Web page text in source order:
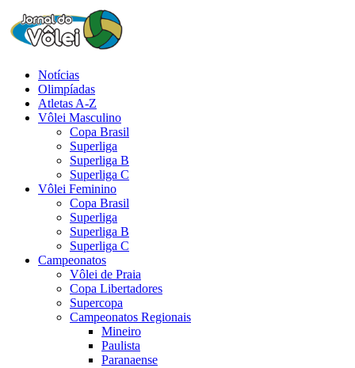
Notícias
Olimpíadas
Atletas A-Z
Vôlei Masculino
Copa Brasil
Superliga
Superliga B
Superliga C
Vôlei Feminino
Copa Brasil
Superliga
Superliga B
Superliga C
Campeonatos
Vôlei de Praia
Copa Libertadores
Supercopa
Campeonatos Regionais
Mineiro
Paulista
Paranaense